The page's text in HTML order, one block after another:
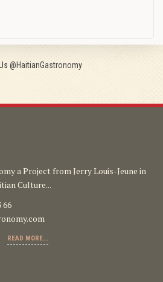
@HaitianGastronomy
a Project from Jerry Louis-Jeune in
Culture...
66
READ MORE...